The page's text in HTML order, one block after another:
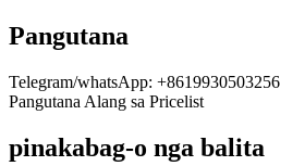
Pangutana
Telegram/whatsApp: +8619930503256
Pangutana Alang sa Pricelist
pinakabag-o nga balita